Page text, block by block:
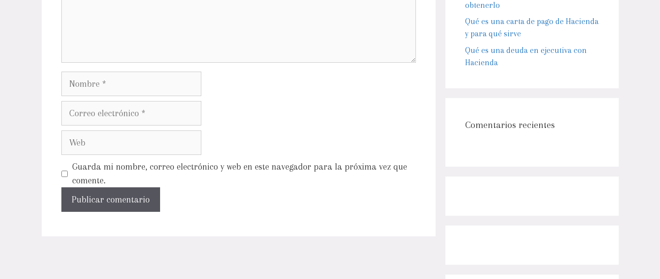
Guarda mi nombre, correo electrónico y web en este navegador para la próxima vez que
comente.
obtenerlo
Qué es una carta de pago de Hacienda
y para qué sirve
Qué es una deuda en ejecutiva con
Hacienda
Comentarios recientes